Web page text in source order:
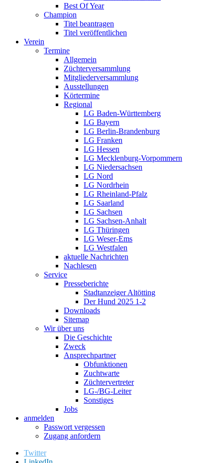
Best Of Year
Champion
Titel beantragen
Titel veröffentlichen
Verein
Termine
Allgemein
Züchterversammlung
Mitgliederversammlung
Ausstellungen
Körtermine
Regional
LG Baden-Württemberg
LG Bayern
LG Berlin-Brandenburg
LG Franken
LG Hessen
LG Mecklenburg-Vorpommern
LG Niedersachsen
LG Nord
LG Nordrhein
LG Rheinland-Pfalz
LG Saarland
LG Sachsen
LG Sachsen-Anhalt
LG Thüringen
LG Weser-Ems
LG Westfalen
aktuelle Nachrichten
Nachlesen
Service
Presseberichte
Stadtanzeiger Altötting
Der Hund 2025 1-2
Downloads
Sitemap
Wir über uns
Die Geschichte
Zweck
Ansprechpartner
Obfunktionen
Zuchtwarte
Züchtervertreter
LG-/BG-Leiter
Sonstiges
Jobs
anmelden
Passwort vergessen
Zugang anfordern
Twitter